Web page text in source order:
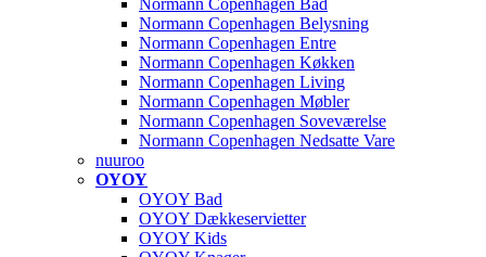
Normann Copenhagen Bad
Normann Copenhagen Belysning
Normann Copenhagen Entre
Normann Copenhagen Køkken
Normann Copenhagen Living
Normann Copenhagen Møbler
Normann Copenhagen Soveværelse
Normann Copenhagen Nedsatte Vare
nuuroo
OYOY
OYOY Bad
OYOY Dækkeservietter
OYOY Kids